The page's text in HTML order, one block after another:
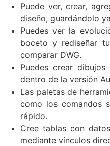
Puede ver, crear,
diseño, guardándolo
Puedes ver la
boceto y rediseñar
comparar DWG.
Puedes crear
dentro de la versión
Las paletas de
como los comandos
rápido.
Cree tablas con
mediante vínculos